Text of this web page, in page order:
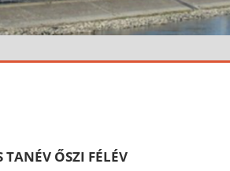
ŐSZI FÉLÉV